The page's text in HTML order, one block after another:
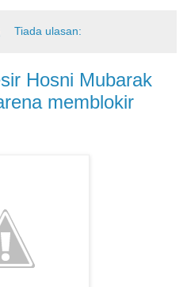
Tiada ulasan:
Hosni Mubarak
memblokir